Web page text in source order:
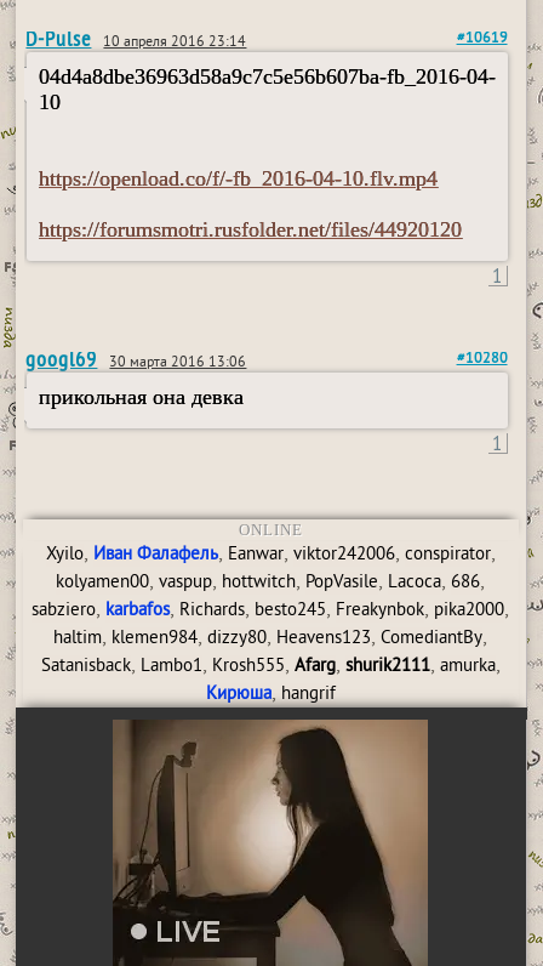
D-Pulse 10 апреля 2016 23:14 #10619
04d4a8dbe36963d58a9c7c5e56b607ba-fb_2016-04-
10
https://openload.co/f/-fb_2016-04-10.flv.mp4
https://forumsmotri.rusfolder.net/files/44920120
1
googl69 30 марта 2016 13:06 #10280
прикольная она девка
1
ONLINE
Xyilo, Иван Фалафель, Eanwar, viktor242006, conspirator,
kolyamen00,vaspup, hottwitch, PopVasile, Lacoca, 686,
sabziero, karbafos, Richards, besto245, Freakynbok, pika2000,
haltim, klemen984,dizzy80, Heavens123,ComediantBy,
Satanisback, Lambo1, Krosh555, Afarg, shurik2111, amurka,
Кирюша, hangrif